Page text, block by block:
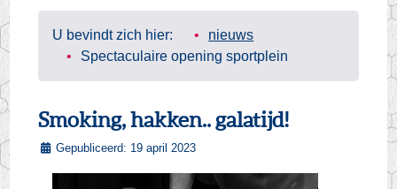
U bevindt zich hier:
nieuws
Spectaculaire opening sportplein
Smoking, hakken.. galatijd!
Gepubliceerd: 19 april 2023